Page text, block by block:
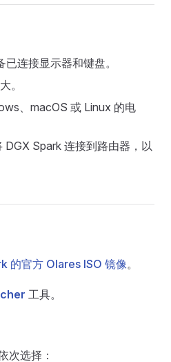
已连接显示器和键盘。
。
、macOS 或 Linux 的电
DGX Spark 连接到路由器，以
的官方 Olares ISO 镜像。
工具。
次选择：